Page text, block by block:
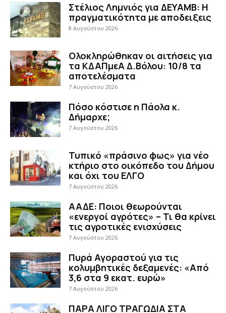
Στέλιος Λημνιός για ΔΕΥΑΜΒ: Η
πραγματικότητα με αποδειξεις
8 Αυγούστου 2026
Ολοκληρώθηκαν οι αιτήσεις για
τα ΚΔΑΠμεΑ Δ.Βόλου: 10/8 τα
αποτελέσματα
7 Αυγούστου 2026
Πόσο κόστισε η Πάολα κ.
Δήμαρχε;
7 Αυγούστου 2026
Τυπικό «πράσινο φως» για νέο
κτήριο στο οικόπεδο του Δήμου
και όχι του ΕΛΓΟ
7 Αυγούστου 2026
ΑΑΔΕ: Ποιοι θεωρούνται
«ενεργοί αγρότες» – Τι θα κρίνει
τις αγροτικές ενισχύσεις
7 Αυγούστου 2026
Πυρά Αγοραστού για τις
κολυμβητικές δεξαμενές: «Από
3,6 στα 9 εκατ. ευρώ»
7 Αυγούστου 2026
ΠΑΡΑ ΛΙΓΟ ΤΡΑΓΩΔΙΑ ΣΤΑ